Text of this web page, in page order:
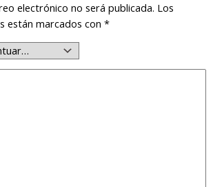
electrónico no será publicada. Los
están marcados con *